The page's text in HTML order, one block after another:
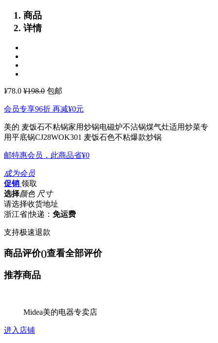
商品
详情
¥78.0 ¥198.0 包邮
会员专享96折 再减¥0元
美的 麦饭石不粘锅家用炒锅电磁炉不沾锅煤气灶适用炒菜专
用平底锅CJ28WOK301 麦饭石色不粘爆款炒锅
邮特惠会员，此商品省¥0
成为会员
促销 领取
选择颜色 尺寸
请选择收货地址
浙江省|快递： 免运费
支持极速退款
商品评价()查看全部评价
推荐商品
Midea美的电器专卖店
进入店铺